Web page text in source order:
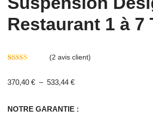
Restaurant 1 à 7
surnotations
(2 avis client)
370,40 € – 533,44 €
NOTRE GARANTIE :